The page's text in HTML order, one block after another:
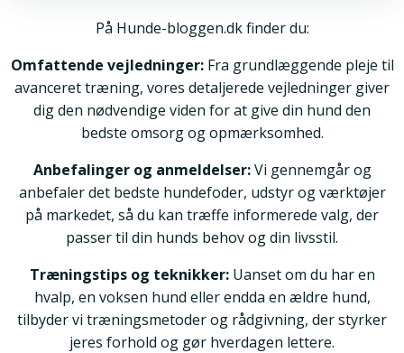
På Hunde-bloggen.dk finder du:
Omfattende vejledninger:Fra grundlæggende pleje til
avanceret træning, vores detaljerede vejledninger giver
dig den nødvendige viden for at give din hund den
bedste omsorg og opmærksomhed.
Anbefalinger og anmeldelser:Vi gennemgår og
anbefaler det bedste hundefoder, udstyr og værktøjer
på markedet, så du kan træffe informerede valg, der
passer til din hunds behov og din livsstil.
Træningstips og teknikker:Uanset om du har en
hvalp, en voksen hund eller endda en ældre hund,
tilbyder vi træningsmetoder og rådgivning, der styrker
jeres forhold og gør hverdagen lettere.